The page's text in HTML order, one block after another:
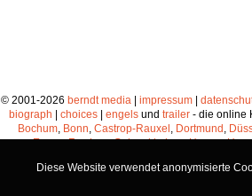
© 2001-2026 berndt media | impressum|
biograph | choices | engels und trailer - die online
Bochum Bonn Castrop-Rauxel Dortmund
Essen,Frechen,Gelsenkirchen,Hagen,
Recklinghausen,Solingenund
Diese Website verwendet anonymisierte